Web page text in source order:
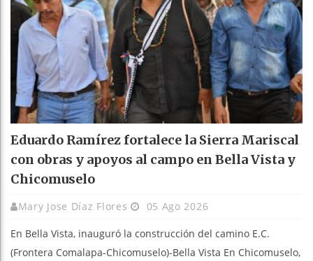
Eduardo Ramírez fortalece la Sierra Mariscal
con obras y apoyos al campo en Bella Vista y
Chicomuselo
Mary Jose Díaz Flores 05 Ago 2026
En Bella Vista, inauguró la construcción del camino E.C.
(Frontera Comalapa-Chicomuselo)-Bella Vista En Chicomuselo,